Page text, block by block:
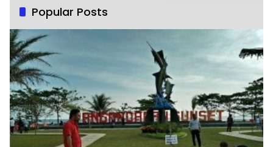
Popular Posts